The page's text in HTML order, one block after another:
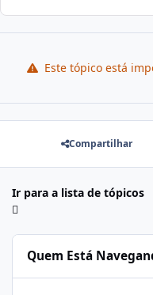
Este tópico está
Compartilhar
Ir para a lista de tópicos
Quem Está